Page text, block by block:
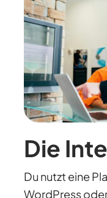
Die
Du nutzt eine
WordPress